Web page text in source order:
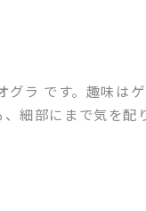
グラ です。趣味は
細部にまで気を